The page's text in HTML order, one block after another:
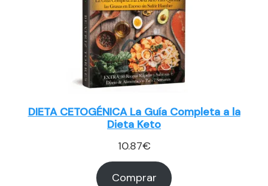
DIETA CETOGÉNICA La Guía Completa a la
Dieta Keto
10.87€
Comprar